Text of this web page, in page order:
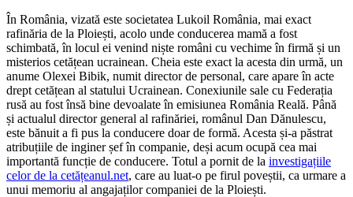
În România, vizată este societatea Lukoil România, mai exact
rafinăria de la Ploiești, acolo unde conducerea mamă a fost
schimbată, în locul ei venind niște români cu vechime în firmă și un
misterios cetățean ucrainean. Cheia este exact la acesta din urmă, un
anume Olexei Bibik, numit director de personal, care apare în acte
drept cetățean al statului Ucrainean. Conexiunile sale cu Federația
rusă au fost însă bine devoalate în emisiunea România Reală. Până
și actualul director general al rafinăriei, românul Dan Dănulescu,
este bănuit a fi pus la conducere doar de formă. Acesta și-a păstrat
atribuțiile de inginer șef în companie, deși acum ocupă cea mai
importantă funcție de conducere. Totul a pornit de la investigațiile
celor de la cetățeanul.net, care au luat-o pe firul poveștii, ca urmare a
unui memoriu al angajaților companiei de la Ploiești.